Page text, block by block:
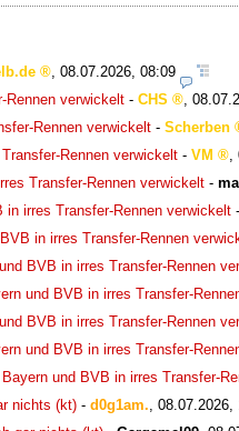
, 08.07.2026, 08:09
Rennen verwickelt - CHS ,
Rennen verwickelt - Scherben
Rennen verwickelt - VM ,
Transfer-Rennen verwickelt -
irres Transfer-Rennen verwickelt -
in irres Transfer-Rennen
BVB in irres Transfer-Rennen
und BVB in irres Transfer-
BVB in irres Transfer-Rennen
und BVB in irres Transfer-
und BVB in irres Transfer-
nichts (kt) - d0g1am., 08.07.2026,